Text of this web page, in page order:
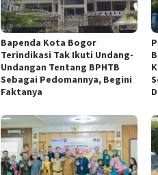
Bapenda Kota Bogor
Terindikasi Tak Ikuti Undang-
Undangan Tentang BPHTB
Sebagai Pedomannya, Begini
Faktanya